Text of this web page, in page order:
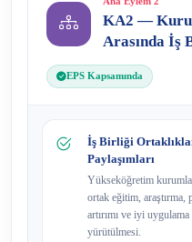
KA2 —
Arasında İş
EPS Kapsamında
İş Birliği
Paylaşımları
Yükseköğretim
ortak eğitim, araştırma,
artırımı ve iyi
yürütülmesi.